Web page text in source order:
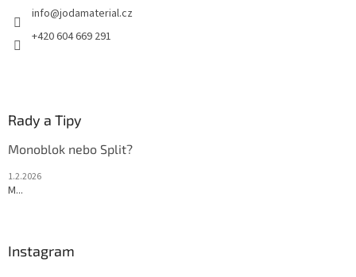
info@jodamaterial.cz
+420 604 669 291
Rady a Tipy
Monoblok nebo Split?
1.2.2026
M...
Instagram